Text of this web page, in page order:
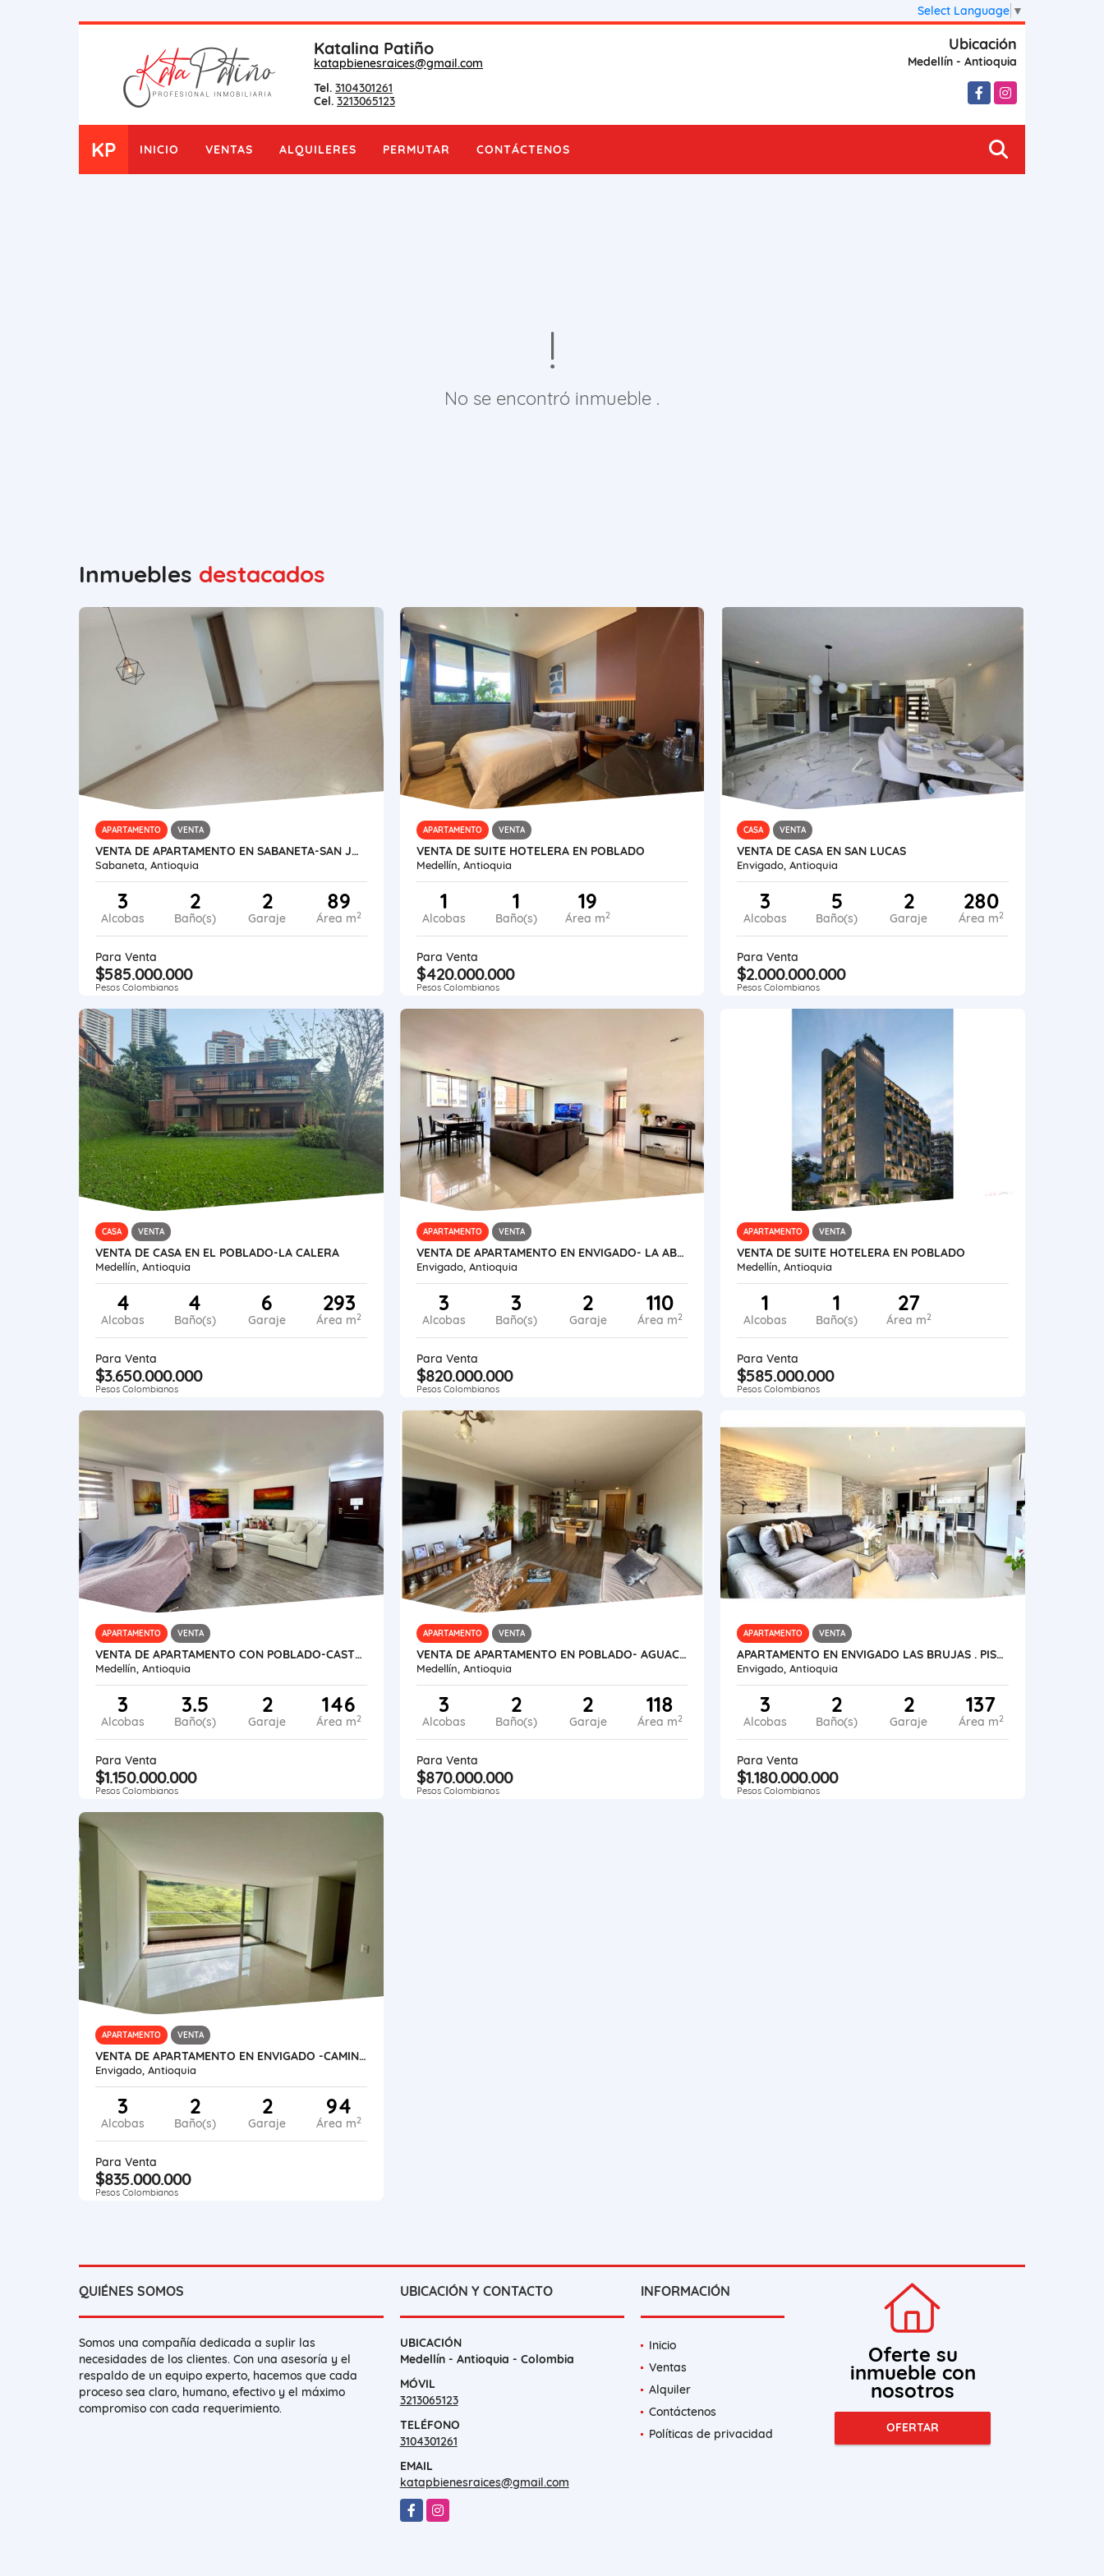
Select Language ▼
Katalina Patiño
katapbienesraices@gmail.com
Tel. 3104301261
Cel. 3213065123
Ubicación
Medellín - Antioquia
FacebookInstagram
KP INICIO VENTAS ALQUILERES PERMUTAR CONTÁCTENOS
No se encontró inmueble .
Inmuebles destacados
APARTAMENTO VENTA
VENTA DE APARTAMENTO EN SABANETA-SAN JOSE PARTE BAJA
Sabaneta, Antioquia
3
Alcobas
2
Baño(s)
2
Garaje
89
Área m2
Para Venta
$585.000.000
Pesos Colombianos
APARTAMENTO VENTA
VENTA DE SUITE HOTELERA EN POBLADO
Medellín, Antioquia
1
Alcobas
1
Baño(s)
19
Área m2
Para Venta
$420.000.000
Pesos Colombianos
CASA VENTA
VENTA DE CASA EN SAN LUCAS
Envigado, Antioquia
3
Alcobas
5
Baño(s)
2
Garaje
280
Área m2
Para Venta
$2.000.000.000
Pesos Colombianos
CASA VENTA
VENTA DE CASA EN EL POBLADO-LA CALERA
Medellín, Antioquia
4
Alcobas
4
Baño(s)
6
Garaje
293
Área m2
Para Venta
$3.650.000.000
Pesos Colombianos
APARTAMENTO VENTA
VENTA DE APARTAMENTO EN ENVIGADO- LA ABADÍA
Envigado, Antioquia
3
Alcobas
3
Baño(s)
2
Garaje
110
Área m2
Para Venta
$820.000.000
Pesos Colombianos
APARTAMENTO VENTA
VENTA DE SUITE HOTELERA EN POBLADO
Medellín, Antioquia
1
Alcobas
1
Baño(s)
27
Área m2
Para Venta
$585.000.000
Pesos Colombianos
APARTAMENTO VENTA
VENTA DE APARTAMENTO CON POBLADO-CASTROPOL
Medellín, Antioquia
3
Alcobas
3.5
Baño(s)
2
Garaje
146
Área m2
Para Venta
$1.150.000.000
Pesos Colombianos
APARTAMENTO VENTA
VENTA DE APARTAMENTO EN POBLADO- AGUACATALA
Medellín, Antioquia
3
Alcobas
2
Baño(s)
2
Garaje
118
Área m2
Para Venta
$870.000.000
Pesos Colombianos
APARTAMENTO VENTA
APARTAMENTO EN ENVIGADO LAS BRUJAS . PISO ALTO CON HERMOSA VISTA
Envigado, Antioquia
3
Alcobas
2
Baño(s)
2
Garaje
137
Área m2
Para Venta
$1.180.000.000
Pesos Colombianos
APARTAMENTO VENTA
VENTA DE APARTAMENTO EN ENVIGADO -CAMINO VERDE
Envigado, Antioquia
3
Alcobas
2
Baño(s)
2
Garaje
94
Área m2
Para Venta
$835.000.000
Pesos Colombianos
QUIÉNES SOMOS
Somos una compañía dedicada a suplir las
necesidades de los clientes. Con una asesoría y el
respaldo de un equipo experto, hacemos que cada
proceso sea claro, humano, efectivo y el máximo
compromiso con cada requerimiento.
UBICACIÓN Y CONTACTO
UBICACIÓN
Medellín - Antioquia - Colombia
MÓVIL
3213065123
TELÉFONO
3104301261
EMAIL
katapbienesraices@gmail.com
FacebookInstagram
INFORMACIÓN
Inicio
Ventas
Alquiler
Contáctenos
Políticas de privacidad
Oferte su
inmueble con
nosotros
OFERTAR